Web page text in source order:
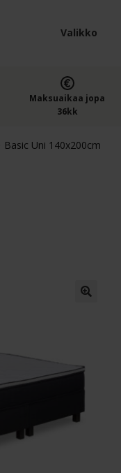
Valikko
tason
Maksuaikaa jopa
36kk
Basic Uni 140x200cm